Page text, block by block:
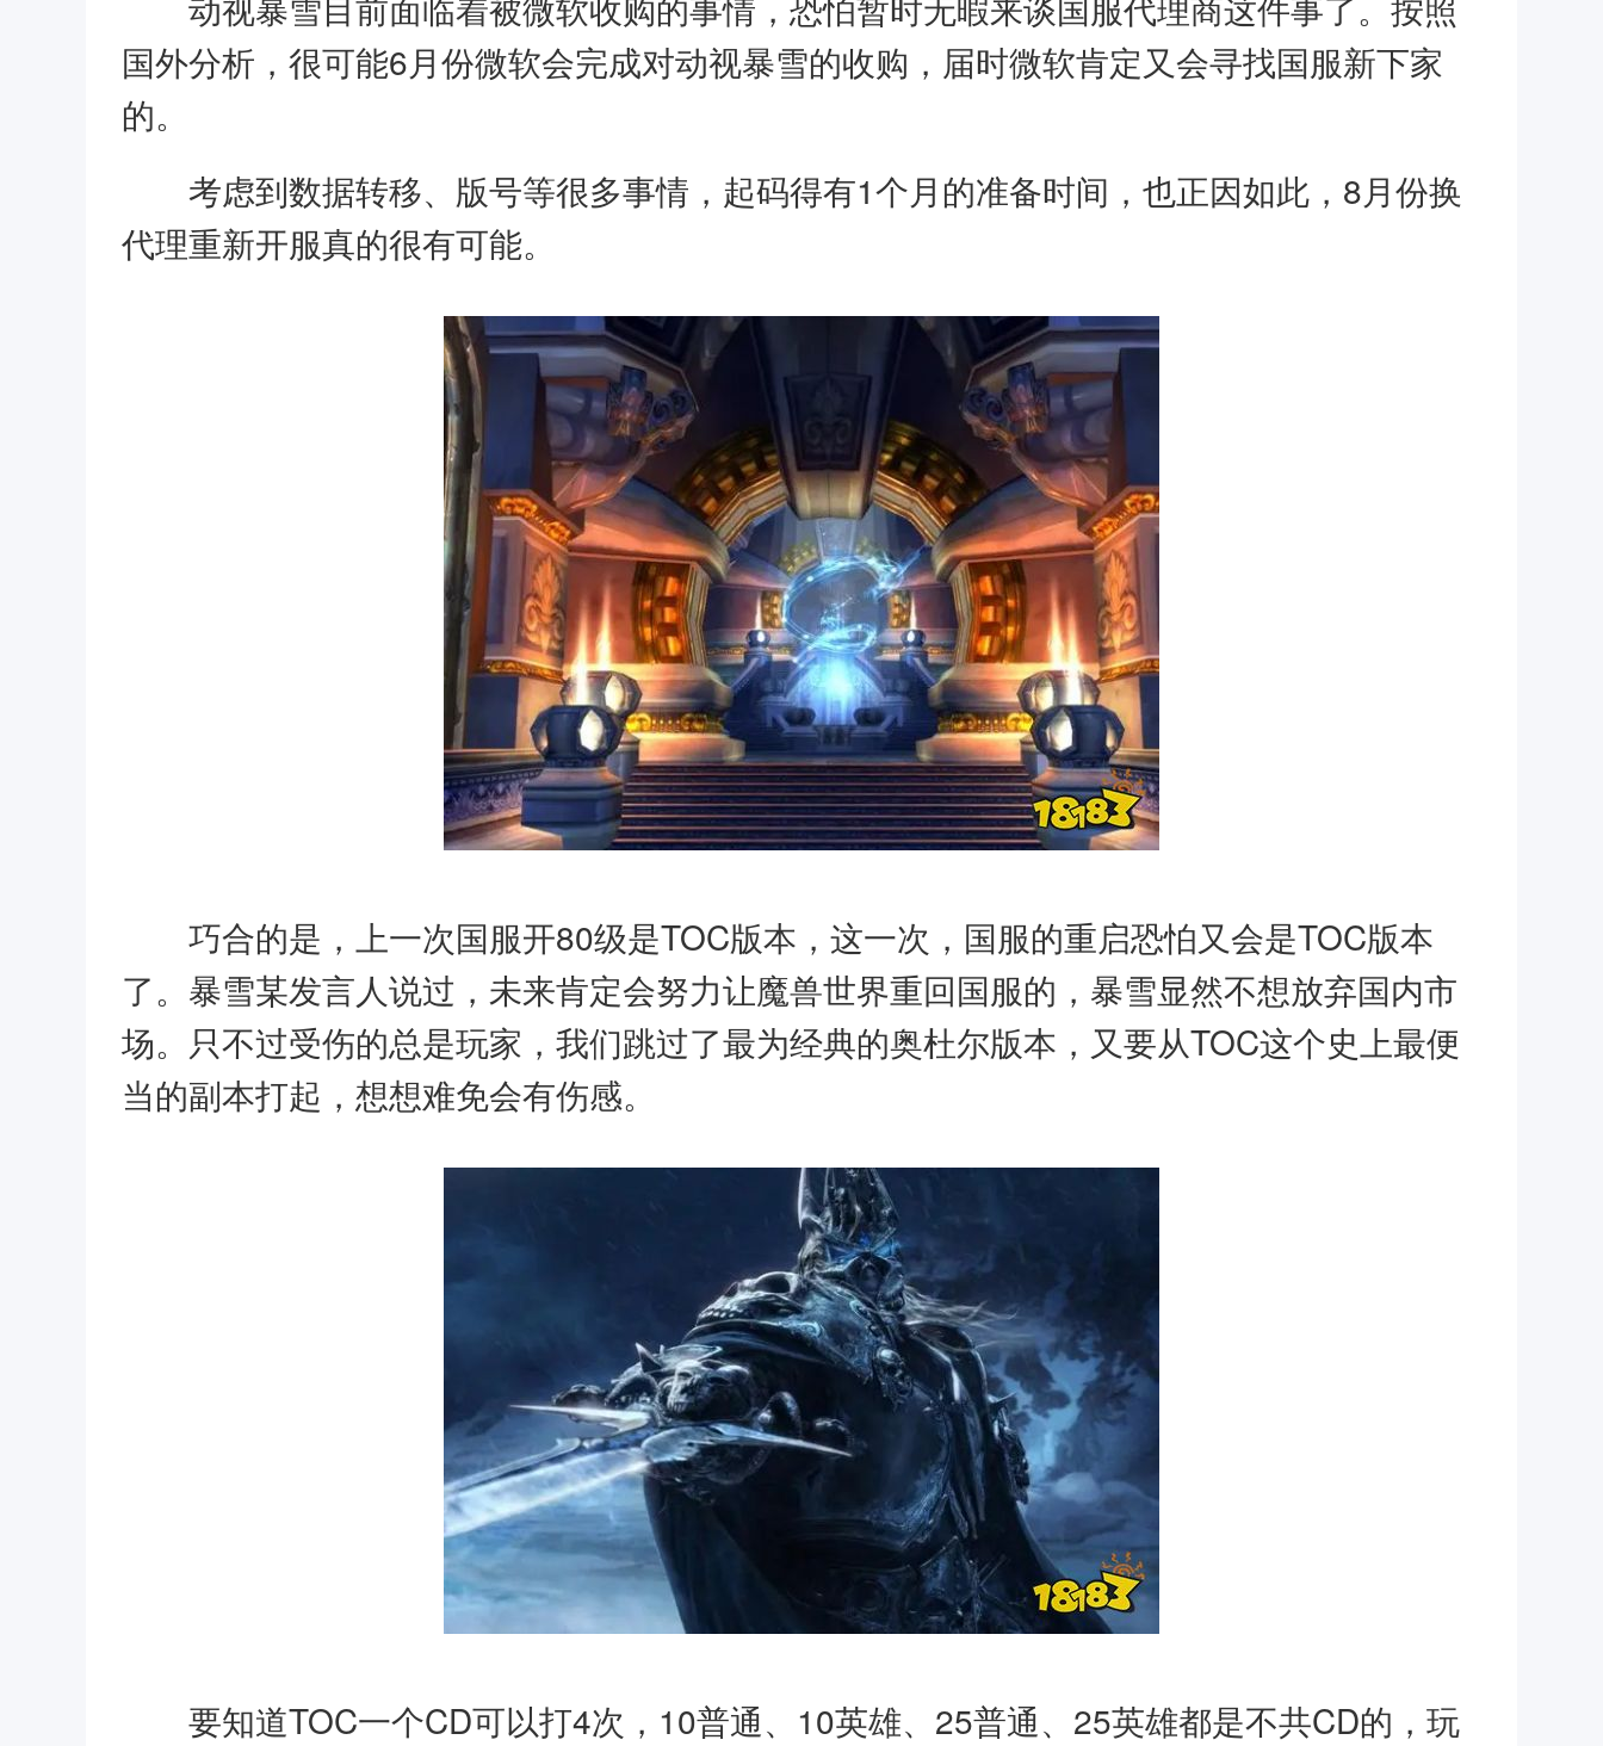
国外分析，很可能6月份微软会完成对动视暴雪的收购，届时微软肯定又会寻找国服新下家
的。
考虑到数据转移、版号等很多事情，起码得有1个月的准备时间，也正因如此，8月份换
代理重新开服真的很有可能。
巧合的是，上一次国服开80级是TOC版本，这一次，国服的重启恐怕又会是TOC版本
了。暴雪某发言人说过，未来肯定会努力让魔兽世界重回国服的，暴雪显然不想放弃国内市
场。只不过受伤的总是玩家，我们跳过了最为经典的奥杜尔版本，又要从TOC这个史上最便
当的副本打起，想想难免会有伤感。
要知道TOC一个CD可以打4次，10普通、10英雄、25普通、25英雄都是不共CD的，玩